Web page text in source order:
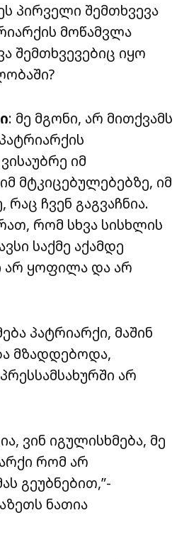
პირველი შემთხვევა
მოწამვლა
შემთხვევებიც იყო
: მე მგონი, არ მითქვამს
იმ
მტკიცებულებებზე, იმ
ჩვენ გაგვაჩნია.
რომ სხვა სისხლის
საქმე აქამდე
არ ყოფილა და არ
პატრიარქი, მაშინ
მზადდებოდა,
არ
ვინ იგულისხმება, მე
რომ არ
გეუბნებით,”-
ნათია